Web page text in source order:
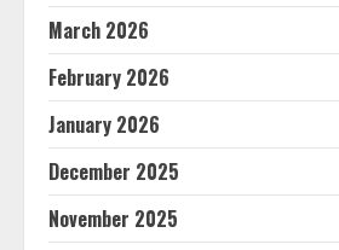
March 2026
February 2026
January 2026
December 2025
November 2025